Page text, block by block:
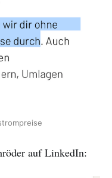
auf LinkedIn: